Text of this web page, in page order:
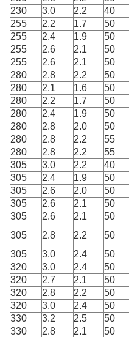
230
3.0 2.2 40
255
2.2 1.7 50
255
2.4 1.9 50
255
2.6 2.1 50
255
2.6 2.1 50
280
2.8 2.2 50
280
2.1 1.6 50
280
2.2 1.7 50
280
2.4 1.9 50
280
2.8 2.0 50
280
2.8 2.2 55
280
2.8 2.2 55
305
3.0 2.2 40
305
2.4 1.9 50
305
2.6 2.0 50
305
2.6 2.1 50
305
2.6 2.1 50
305
2.8 2.2 50
305
3.0 2.4 50
320
3.0 2.4 50
320
2.7 2.1 50
320
2.8 2.2 50
320
3.0 2.4 50
330
3.2 2.5 50
330
2.8 2.1 50